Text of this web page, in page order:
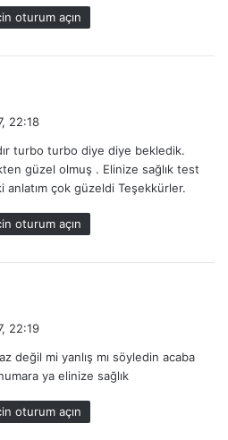
oturum açın
22:18
turbo turbo diye diye bekledik.
güzel olmuş . Elinize sağlık test
anlatım çok güzeldi Teşekkürler.
oturum açın
22:19
değil mi yanlış mı söyledin acaba
ya elinize sağlık
oturum açın